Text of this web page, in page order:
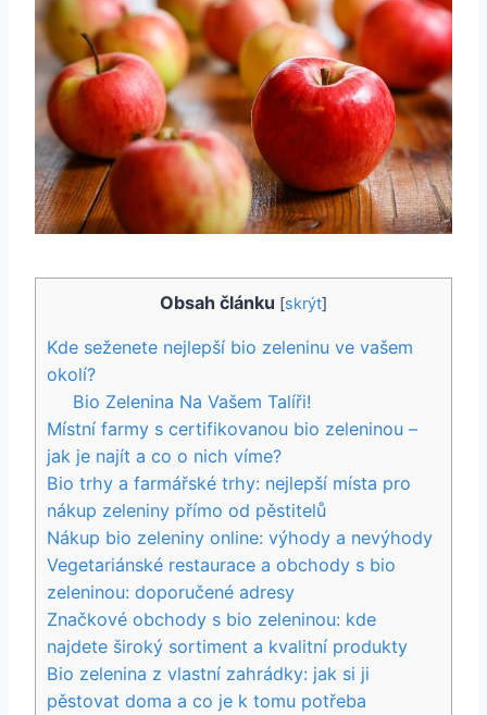
Obsah článku [skrýt]
Kde ‍seženete nejlepší bio zeleninu ve vašem
okolí?
Bio Zelenina Na ‍Vašem Talíři!
Místní farmy s certifikovanou bio zeleninou​ –
jak je najít a co ⁤o nich ⁣víme?
Bio trhy a farmářské‌ trhy: ​nejlepší ⁣místa pro
nákup zeleniny přímo od pěstitelů
Nákup bio zeleniny online: ⁢výhody⁣ a nevýhody
Vegetariánské restaurace a obchody ‌s‍ bio
zeleninou: doporučené adresy
Značkové obchody ‍s bio ‍zeleninou: ⁤kde
najdete široký sortiment a kvalitní produkty
Bio zelenina z vlastní zahrádky: jak ​si ji
⁢pěstovat doma a ‌co je k ​tomu potřeba